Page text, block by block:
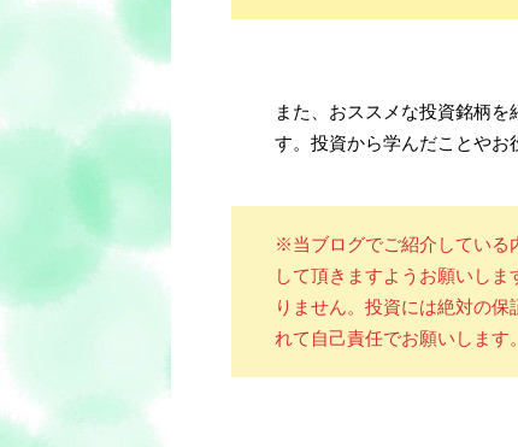
また、おススメな投資銘柄
す。投資から学んだことやお
※当ブログでご紹介している
して頂きますようお願いし
りません。投資には絶対の
れて自己責任でお願いします。